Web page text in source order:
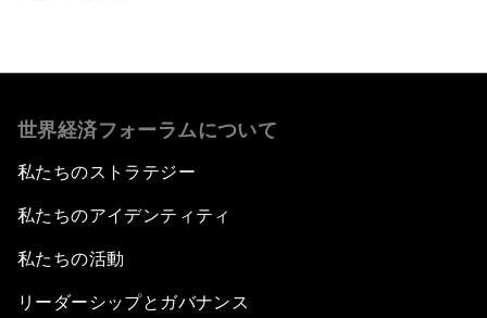
世界経済フォーラムについて
私たちのストラテジー
私たちのアイデンティティ
私たちの活動
リーダーシップとガバナンス